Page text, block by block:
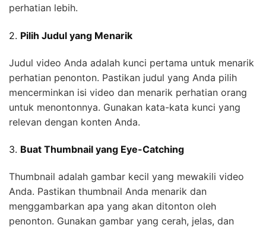
perhatian lebih.
2. Pilih Judul yang Menarik
Judul video Anda adalah kunci pertama untuk menarik
perhatian penonton. Pastikan judul yang Anda pilih
mencerminkan isi video dan menarik perhatian orang
untuk menontonnya. Gunakan kata-kata kunci yang
relevan dengan konten Anda.
3. Buat Thumbnail yang Eye-Catching
Thumbnail adalah gambar kecil yang mewakili video
Anda. Pastikan thumbnail Anda menarik dan
menggambarkan apa yang akan ditonton oleh
penonton. Gunakan gambar yang cerah, jelas, dan